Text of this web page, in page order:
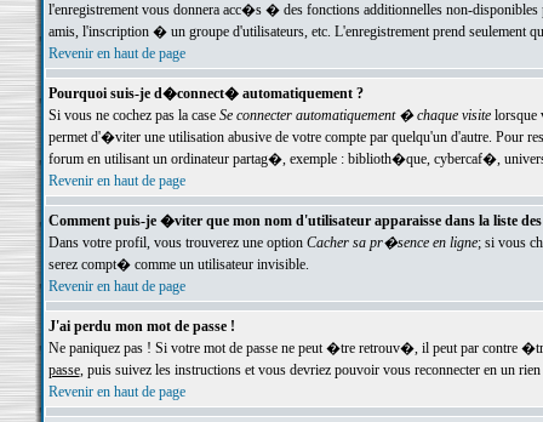
l'enregistrement vous donnera acc�s � des fonctions additionnelles non-
amis, l'inscription � un groupe d'utilisateurs, etc. L'enregistrement prend seulement
Revenir en haut de page
Pourquoi suis-je d�connect� automatiquement ?
Si vous ne cochez pas la case Se connecter automatiquement � chaque visitelorsque
permet d'�viter une utilisation abusive de votre compte par quelqu'un d'autre. Pour
forum en utilisant un ordinateur partag�, exemple : biblioth�que, cybercaf�,
Revenir en haut de page
Comment puis-je �viter que mon nom d'utilisateur apparaisse dans la liste
Dans votre profil, vous trouverez une option Cacher sa pr�sence en ligne; si vous
serez compt� comme un utilisateur invisible.
Revenir en haut de page
J'ai perdu mon mot de passe !
Ne paniquez pas ! Si votre mot de passe ne peut �tre retrouv�, il peut par contre
passe, puis suivez les instructions et vous devriez pouvoir vous reconnecter en un rien
Revenir en haut de page